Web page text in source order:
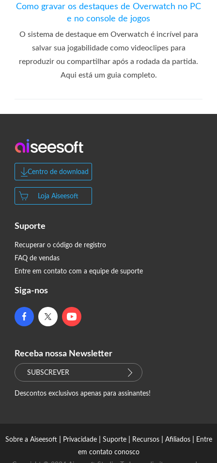
Como gravar os destaques de Overwatch no PC
e no console de jogos
O sistema de destaque em Overwatch é incrível para
salvar sua jogabilidade como videoclipes para
reproduzir ou compartilhar após a rodada da partida.
Aqui está um guia completo.
Centro de download
Loja Aiseesoft
Suporte
Recuperar o código de registro
FAQ de vendas
Entre em contato com a equipe de suporte
Siga-nos
Receba nossa Newsletter
SUBSCREVER
Descontos exclusivos apenas para assinantes!
Sobre a Aiseesoft| Privacidade| Suporte| Recursos| Afiliados|
Entre
em contato conosco